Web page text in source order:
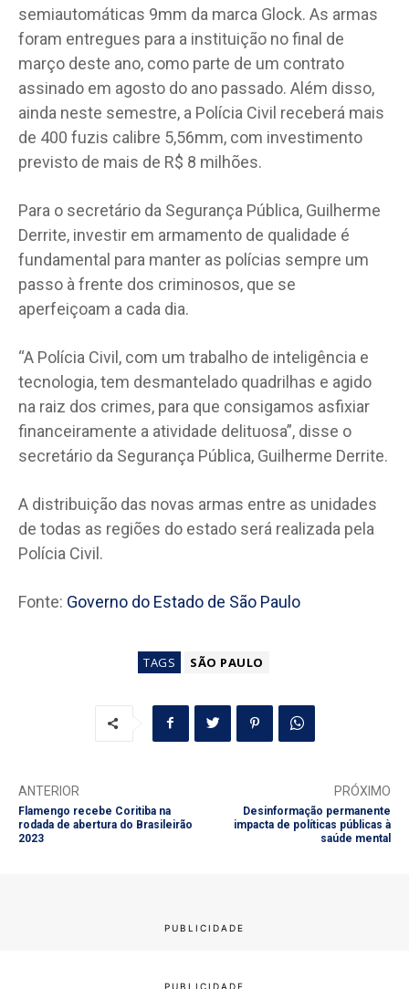
semiautomáticas 9mm da marca Glock. As armas
foram entregues para a instituição no final de
março deste ano, como parte de um contrato
assinado em agosto do ano passado. Além disso,
ainda neste semestre, a Polícia Civil receberá mais
de 400 fuzis calibre 5,56mm, com investimento
previsto de mais de R$ 8 milhões.
Para o secretário da Segurança Pública, Guilherme
Derrite, investir em armamento de qualidade é
fundamental para manter as polícias sempre um
passo à frente dos criminosos, que se
aperfeiçoam a cada dia.
“A Polícia Civil, com um trabalho de inteligência e
tecnologia, tem desmantelado quadrilhas e agido
na raiz dos crimes, para que consigamos asfixiar
financeiramente a atividade delituosa”, disse o
secretário da Segurança Pública, Guilherme Derrite.
A distribuição das novas armas entre as unidades
de todas as regiões do estado será realizada pela
Polícia Civil.
Fonte: Governo do Estado de São Paulo
TAGS SÃO PAULO
ANTERIOR
Flamengo recebe Coritiba na
rodada de abertura do Brasileirão
2023
PRÓXIMO
Desinformação permanente
impacta de políticas públicas à
saúde mental